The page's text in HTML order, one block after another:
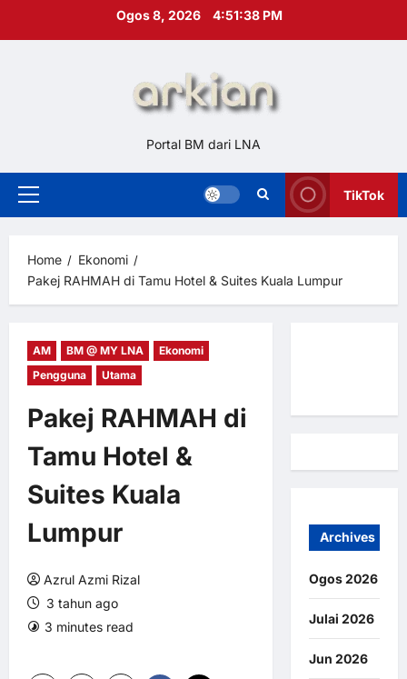
Ogos 8, 2026 4:51:39 PM
Portal BM dari LNA
Primary
TikTok
Home
Ekonomi
Pakej RAHMAH di Tamu Hotel & Suites Kuala Lumpur
AM BM @ MY LNA
Ekonomi
Pengguna
Utama
Pakej RAHMAH di
Tamu Hotel &
Suites Kuala
Lumpur
Azrul Azmi Rizal
3 tahun ago
3 minutes read
Archives
Ogos 2026
Julai 2026
Jun 2026